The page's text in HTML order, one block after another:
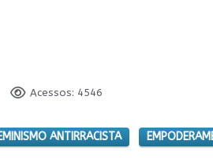
Acessos: 4546
ANTIRRACISTA